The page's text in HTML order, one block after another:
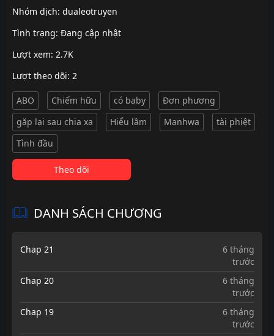
Nhóm dịch: dualeotruyen
Tình trạng: Đang cập nhật
Lượt xem: 2.7K
Lượt theo dõi: 2
ABO Chiếm hữu có baby
Đơn phương
gặp lại sau chia xa
Hiểu lầm Manhwa
tài phiệt
Tình đầu
Theo dõi
DANH SÁCH CHƯƠNG
Chap 21
6 tháng
trước
Chap 20
6 tháng
trước
Chap 19
6 tháng
trước